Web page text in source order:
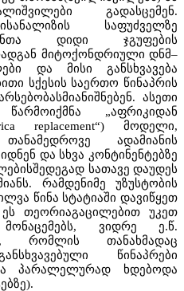
გადასცემენ.
საფუძველზე
დიდი ჯგუფების
მიტოქონდრიული დნმ–
და მისი განსხვავება
სქესის საერთო წინაპრის
ასეთი
„აფრიკიდან
replacement“) მოდელი,
ადამიანის
და სხვა კონტინენტებზე
სათავე დაუდეს
რამდენიმე უზუსტობის
წინა სტატიაში დავიწყეთ
თეორიაგაცილებით უკეთ
ვიდრე ე.წ.
რომლის თანახმადაც
წინაპრები
პარალელურად ხდებოდა